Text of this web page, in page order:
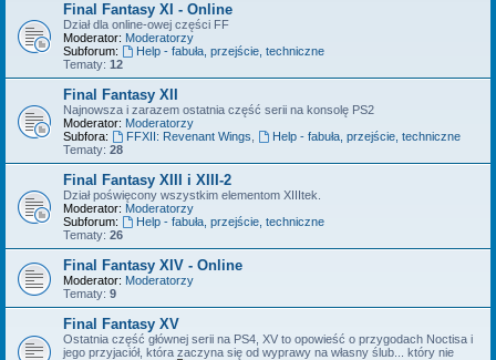
Final Fantasy XI - Online
Dział dla online-owej części FF
Moderator: Moderatorzy
Subforum:
Help - fabuła, przejście, techniczne
Tematy: 12
Final Fantasy XII
Najnowsza i zarazem ostatnia część serii na konsolę PS2
Moderator: Moderatorzy
Subfora:
FFXII: Revenant Wings
Help - fabuła, przejście, techniczne
Tematy: 28
Final Fantasy XIII i XIII-2
Dział poświęcony wszystkim elementom XIIItek.
Moderator: Moderatorzy
Subforum:
Help - fabuła, przejście, techniczne
Tematy: 26
Final Fantasy XIV - Online
Moderator: Moderatorzy
Tematy: 9
Final Fantasy XV
Ostatnia część głównej serii na PS4, XV to opowieść o przygodach Noctisa i
jego przyjaciół, która zaczyna się od wyprawy na własny ślub... który nie